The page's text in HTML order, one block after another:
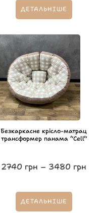
ДЕТАЛЬНІШЕ
Безкаркасне крісло-матрац
трансформер панама “Cell”
2740 грн – 3480 грн
ДЕТАЛЬНІШЕ